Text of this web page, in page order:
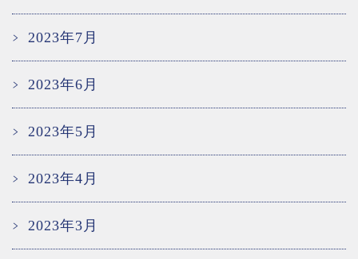
2023年7月
2023年6月
2023年5月
2023年4月
2023年3月